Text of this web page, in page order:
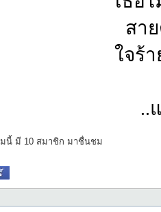
สา
ใจร้
..
นี้ มี 10 สมาชิก มาชื่นชม